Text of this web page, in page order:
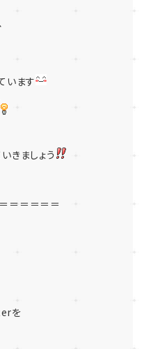
います
きましょう
＝＝＝＝＝
を